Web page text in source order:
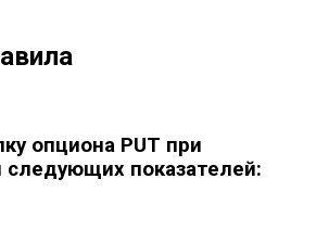
опциона PUT при
показателей: